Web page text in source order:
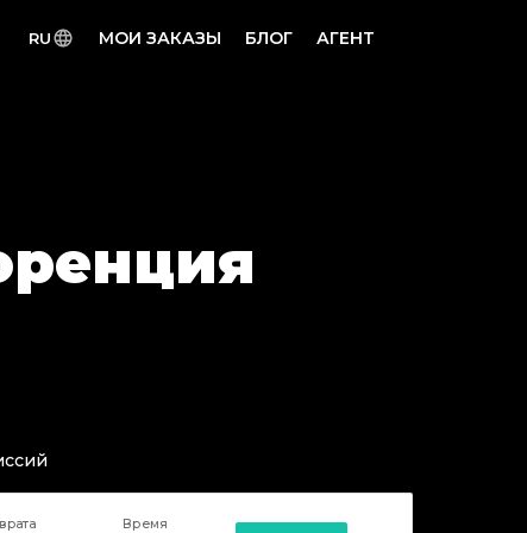
RU МОИ ЗАКАЗЫ БЛОГ АГЕНТ
Время